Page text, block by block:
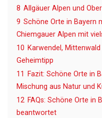
8 Allgäuer Alpen und
9 Schöne Orte in Bayern
Chiemgauer Alpen mit
10 Karwendel,
Geheimtipp
11
Fazit: Schöne Orte in
Mischung aus Natur und
12 FAQs: Schöne Orte in
beantwortet